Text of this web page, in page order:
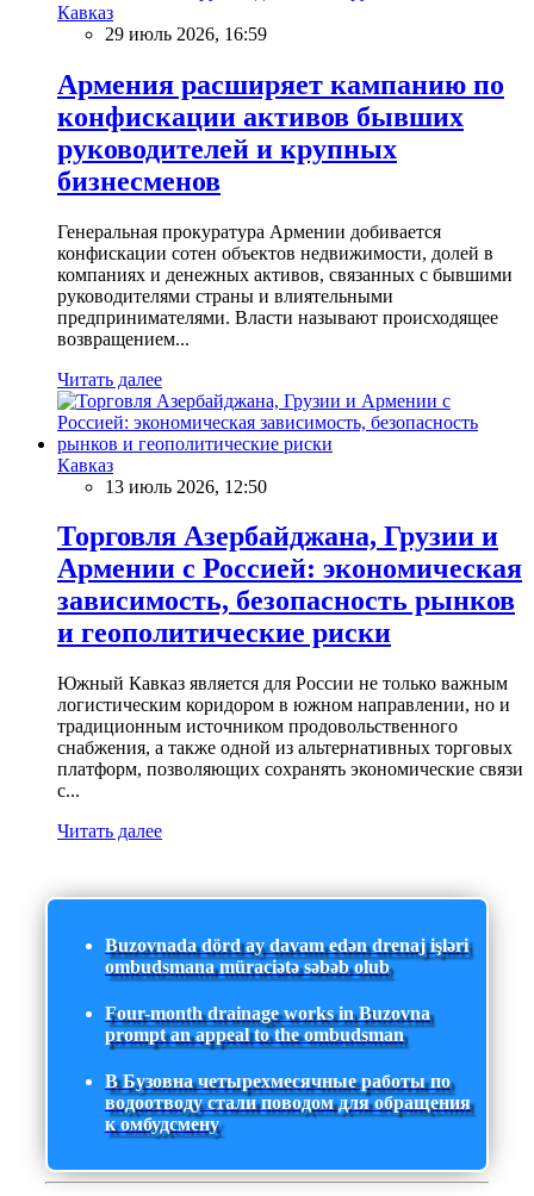
Кавказ
29 июль 2026, 16:59
Армения расширяет кампанию по
конфискации активов бывших
руководителей и крупных
бизнесменов
Генеральная прокуратура Армении добивается
конфискации сотен объектов недвижимости, долей в
компаниях и денежных активов, связанных с бывшими
руководителями страны и влиятельными
предпринимателями. Власти называют происходящее
возвращением...
Читать далее
Кавказ
13 июль 2026, 12:50
Торговля Азербайджана, Грузии и
Армении с Россией: экономическая
зависимость, безопасность рынков
и геополитические риски
Южный Кавказ является для России не только важным
логистическим коридором в южном направлении, но и
традиционным источником продовольственного
снабжения, а также одной из альтернативных торговых
платформ, позволяющих сохранять экономические связи
с...
Читать далее
Buzovnada dörd ay davam edən drenaj işləri
ombudsmana müraciətə səbəb olub
Four-month drainage works in Buzovna
prompt an appeal to the ombudsman
В Бузовна четырехмесячные работы по
водоотводу стали поводом для обращения
к омбудсмену